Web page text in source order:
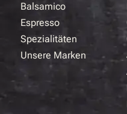
Balsamico
Espresso
Spezialitäten
Unsere Marken